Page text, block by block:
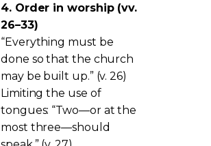
4. Order in worship (vv.
26–33)
“Everything must be
done so that the church
may be built up.” (v. 26)
Limiting the use of
tongues: “Two—or at the
most three—should